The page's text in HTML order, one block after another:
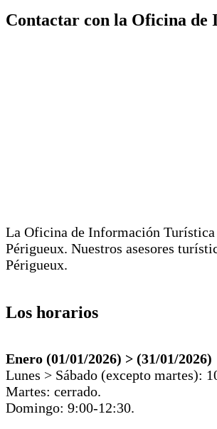
Contactar con la Oficina de
La Oficina de Información Turística
Périgueux. Nuestros asesores
Périgueux.
Los horarios
Enero (01/01/2026) > (31/01/2026)
Lunes > Sábado (excepto martes):
Martes: cerrado.
Domingo: 9:00-12:30.